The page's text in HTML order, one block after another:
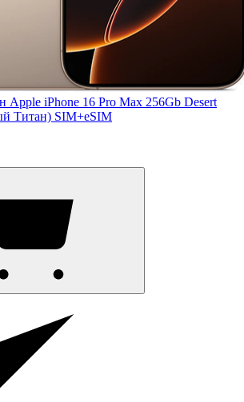
Apple iPhone 16 Pro Max 256Gb Desert
Титан) SIM+eSIM